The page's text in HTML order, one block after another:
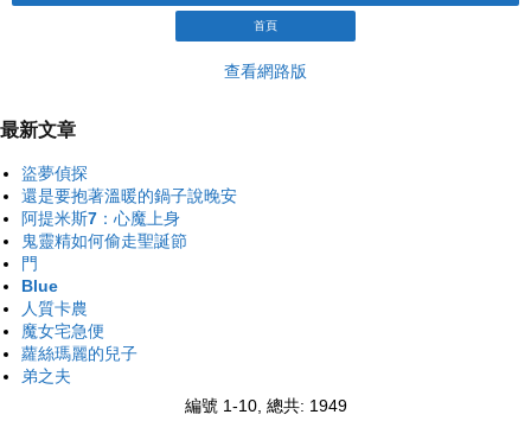
首頁
查看網路版
最新文章
盜夢偵探
還是要抱著溫暖的鍋子說晚安
阿提米斯7：心魔上身
鬼靈精如何偷走聖誕節
門
Blue
人質卡農
魔女宅急便
蘿絲瑪麗的兒子
弟之夫
編號 1-10, 總共: 1949